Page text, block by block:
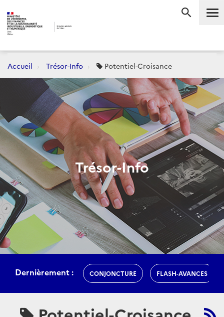
Accueil Trésor-Info Potentiel-Croisance
Trésor-Info
Dernièrement : CONJONCTURE FLASH-AVANCES